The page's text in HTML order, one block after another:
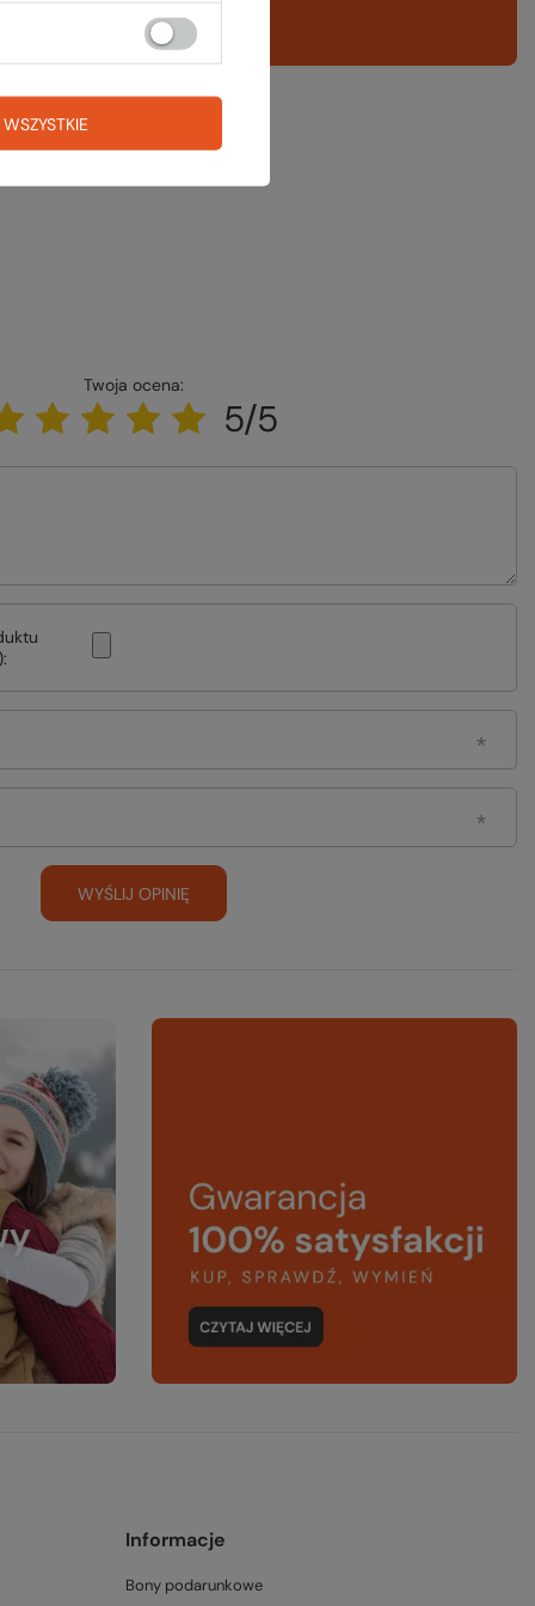
Twoja ocena:
5/5
WYŚLIJ OPINIĘ
Informacje
Bony podarunkowe